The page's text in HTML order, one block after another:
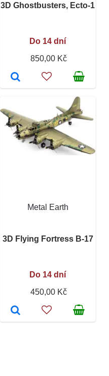
3D Ghostbusters, Ecto-1
Do 14 dní
850,00 Kč
Metal Earth
3D Flying Fortress B-17
Do 14 dní
450,00 Kč